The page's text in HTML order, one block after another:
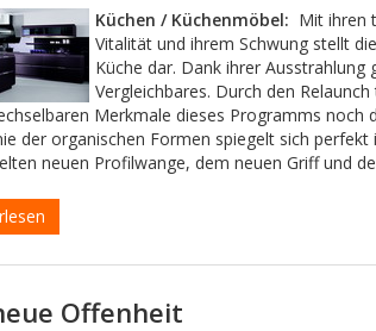
Küchen / Küchenmöbel: Mit ihren
Vitalität und ihrem Schwung stellt
Küche dar. Dank ihrer Ausstrahlung
Vergleichbares. Durch den
Merkmale dieses Programms noch
der organischen Formen spiegelt sich perfekt
neuen Profilwange, dem neuen Griff und
Offenheit